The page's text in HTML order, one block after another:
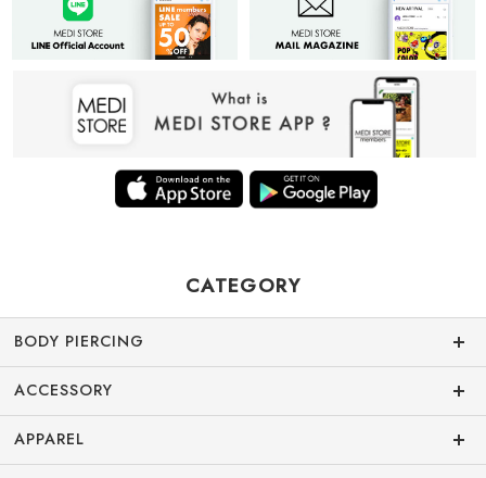
CATEGORY
BODY PIERCING
ACCESSORY
APPAREL